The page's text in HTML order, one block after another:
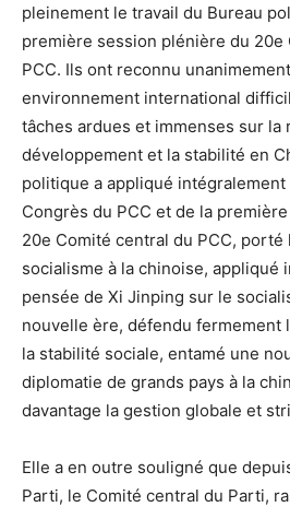
pleinement le travail du Bureau
première session plénière du 20e
PCC. Ils ont reconnu
environnement international
tâches ardues et immenses sur la
développement et la stabilité en
politique a appliqué intégralement
Congrès du PCC et de la
20e Comité central du PCC, porté
socialisme à la chinoise, appliqué
pensée de Xi Jinping sur le
nouvelle ère, défendu fermement
la stabilité sociale, entamé une
diplomatie de grands pays à la
davantage la gestion globale et
Elle a en outre souligné que
Parti, le Comité central du Parti,